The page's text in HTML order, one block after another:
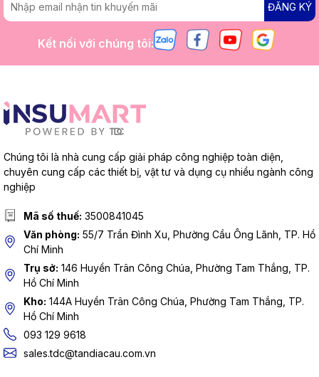
ĐĂNG KÝ
Kết nối với chúng tôi:
Chúng tôi là nhà cung cấp giải pháp công nghiệp toàn diện,
chuyên cung cấp các thiết bị, vật tư và dụng cụ nhiều ngành công
nghiệp
Mã số thuế: 3500841045
Văn phòng: 55/7 Trần Đình Xu, Phường Cầu Ông Lãnh, TP. Hồ
Chí Minh
Trụ sở: 146 Huyền Trân Công Chúa, Phường Tam Thắng, TP.
Hồ Chí Minh
Kho: 144A Huyền Trân Công Chúa, Phường Tam Thắng, TP.
Hồ Chí Minh
093 129 9618
sales.tdc@tandiacau.com.vn